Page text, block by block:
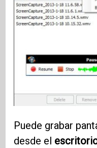
Puede grabar
desde el